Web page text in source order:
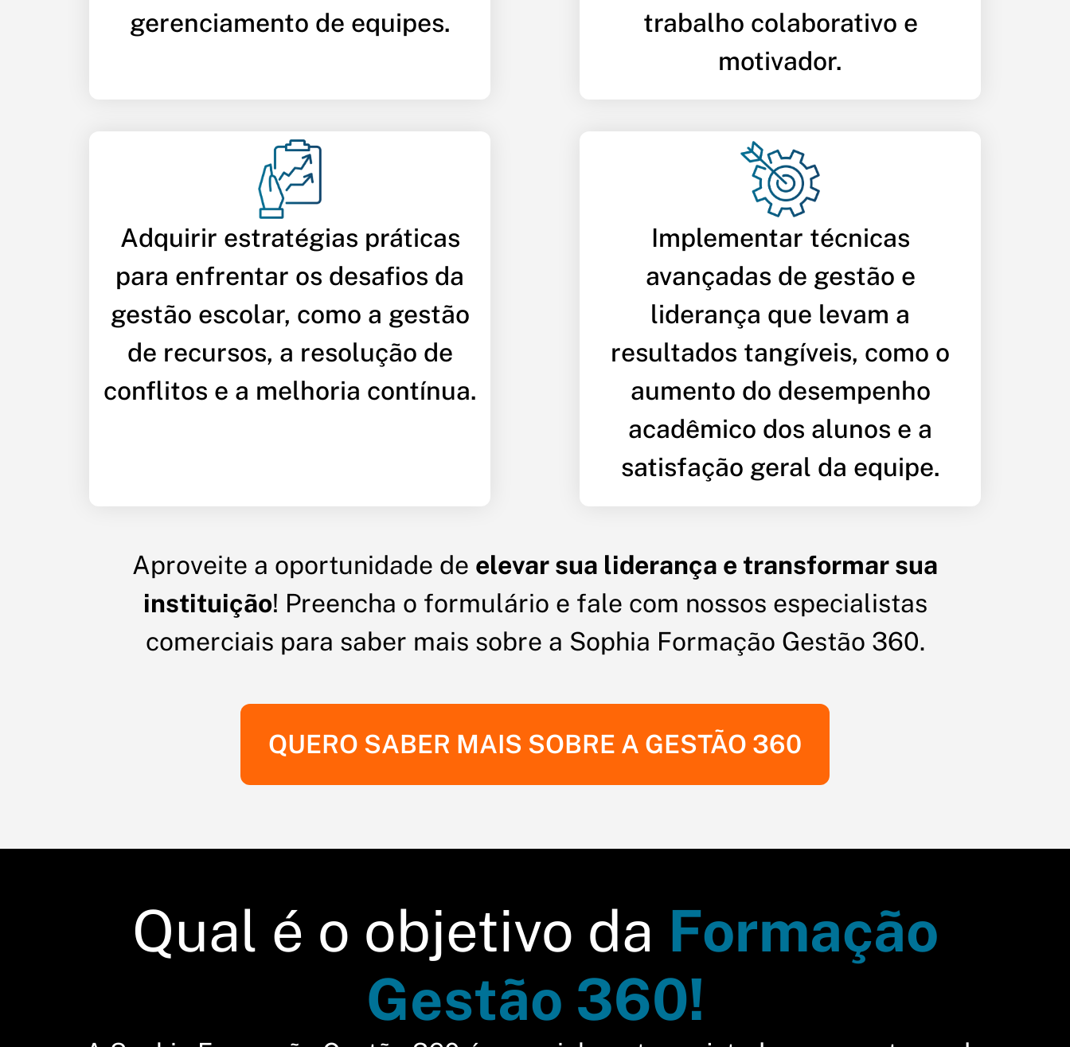
gerenciamento de equipes.
trabalho colaborativo e
motivador.
Adquirir estratégias práticas
para enfrentar os desafios da
gestão escolar, como a gestão
de recursos, a resolução de
conflitos e a melhoria contínua.
Implementar técnicas
avançadas de gestão e
liderança que levam a
resultados tangíveis, como o
aumento do desempenho
acadêmico dos alunos e a
satisfação geral da equipe.
Aproveite a oportunidade de elevar sua liderança e transformar sua
instituição! Preencha o formulário e fale com nossos especialistas
comerciais para saber mais sobre a Sophia Formação Gestão 360.
QUERO SABER MAIS SOBRE A GESTÃO 360
Qual é o objetivo da Formação
Gestão 360!